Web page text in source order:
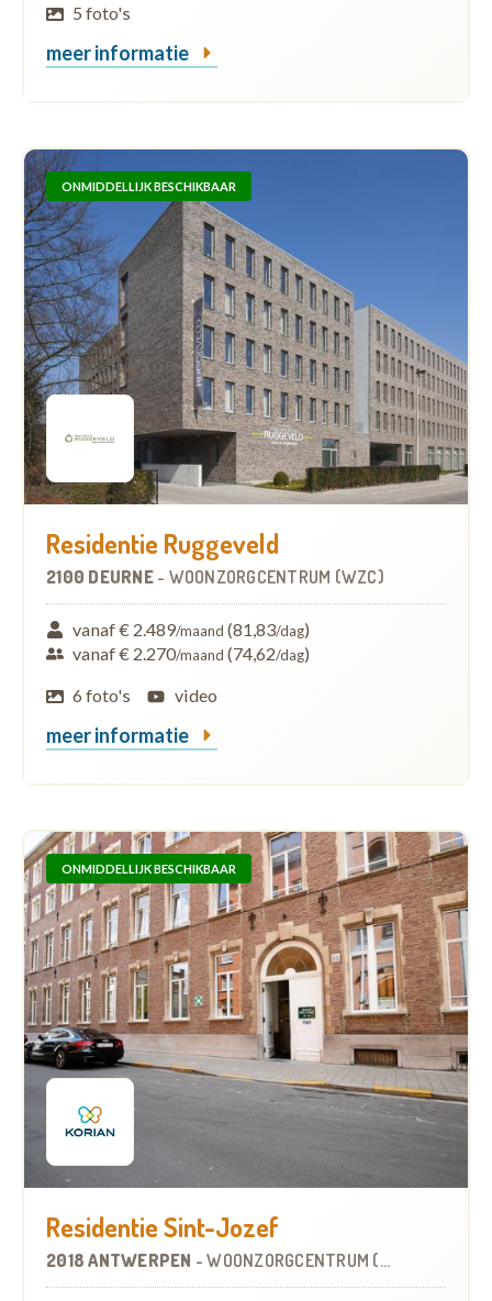
5 foto's
meer informatie
ONMIDDELLIJK BESCHIKBAAR
Residentie Ruggeveld
2100 DEURNE - WOONZORGCENTRUM (WZC)
vanaf € 2.489/maand (81,83/dag)
vanaf € 2.270/maand (74,62/dag)
6 foto's
video
meer informatie
ONMIDDELLIJK BESCHIKBAAR
Residentie Sint-Jozef
2018 ANTWERPEN -WOONZORGCENTRUM (WZC)